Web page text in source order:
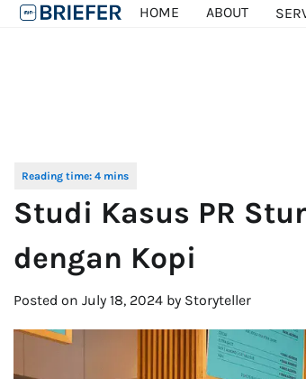
Skip
HOME ABOUT
Studi Kasus PR
dengan Kopi
Posted on July 18, 2024 by Storyteller